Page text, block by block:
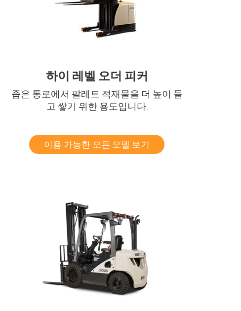
하이 레벨 오더 피커
좁은 통로에서 팔레트 적재물을 더 높이 들
고 쌓기 위한 용도입니다.
이용 가능한 모든 모델 보기